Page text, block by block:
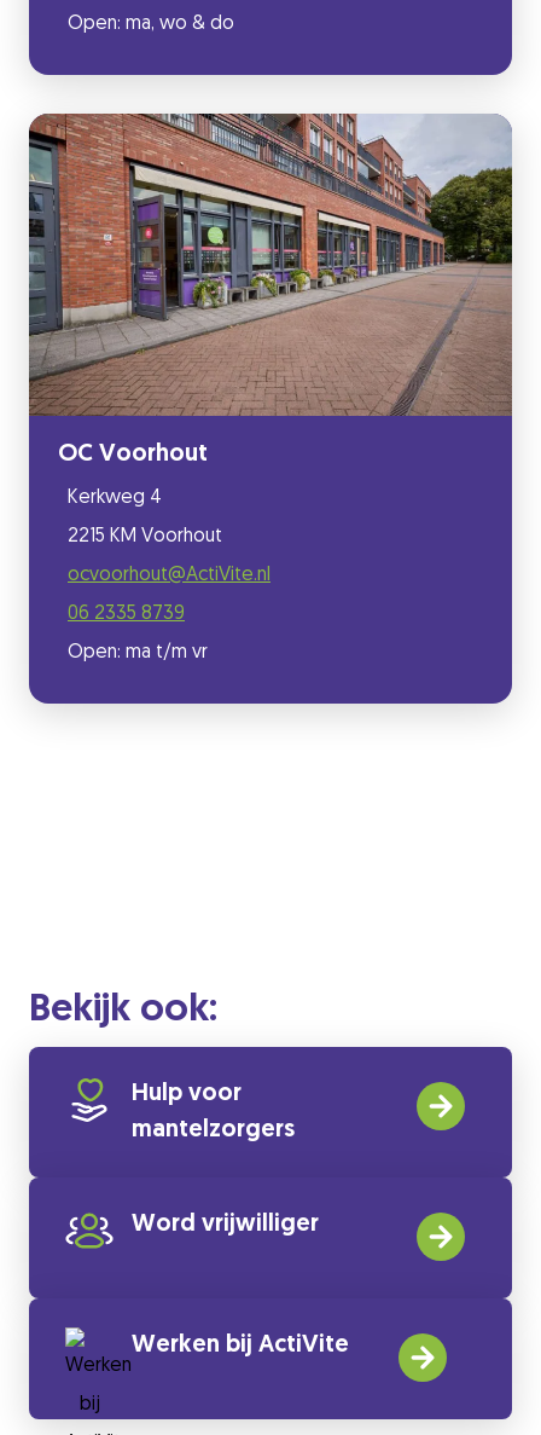
Open: ma, wo & do
OC Voorhout
Kerkweg 4
2215 KM Voorhout
ocvoorhout@ActiVite.nl
06 2335 8739
Open: ma t/m vr
Bekijk ook:
Hulp voor
mantelzorgers
Word vrijwilliger
Werken bij ActiVite